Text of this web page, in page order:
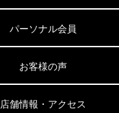
パーソナル会員
お客様の声
店舗情報・アクセス